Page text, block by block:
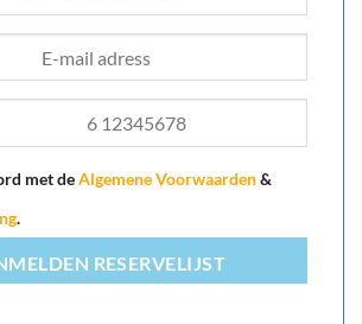
met deAlgemene Voorwaarden&
.
RESERVELIJST